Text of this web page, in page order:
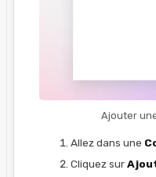
Ajouter
Allez dans une
Cliquez sur